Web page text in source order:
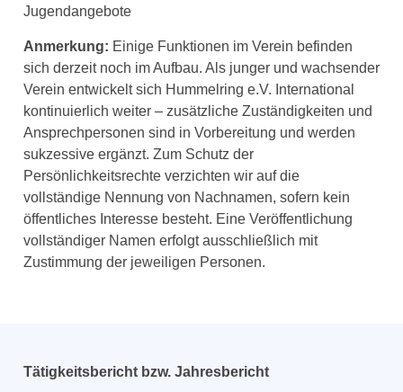
Jugendangebote
Anmerkung: Einige Funktionen im Verein befinden
sich derzeit noch im Aufbau. Als junger und wachsender
Verein entwickelt sich Hummelring e.V. International
kontinuierlich weiter – zusätzliche Zuständigkeiten und
Ansprechpersonen sind in Vorbereitung und werden
sukzessive ergänzt. Zum Schutz der
Persönlichkeitsrechte verzichten wir auf die
vollständige Nennung von Nachnamen, sofern kein
öffentliches Interesse besteht. Eine Veröffentlichung
vollständiger Namen erfolgt ausschließlich mit
Zustimmung der jeweiligen Personen.
Tätigkeitsbericht bzw. Jahresbericht